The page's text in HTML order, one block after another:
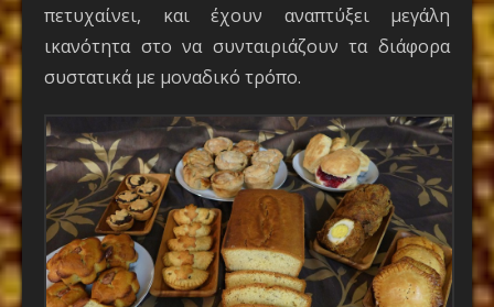
πετυχαίνει, και έχουν αναπτύξει μεγάλη
ικανότητα στο να συνταιριάζουν τα διάφορα
συστατικά με μοναδικό τρόπο.